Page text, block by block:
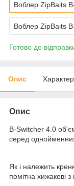
Воблер ZipBaits
Воблер ZipBaits
Готово до
Опис
Опис
B-Switcher 4.0
серед
Як і належить
помітна хижакові